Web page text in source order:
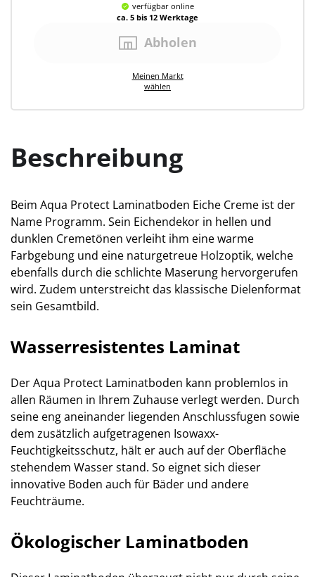
verfügbar online
ca. 5 bis 12 Werktage
Abholen
Meinen Markt
wählen
Beschreibung
Beim Aqua Protect Laminatboden Eiche Creme ist der
Name Programm. Sein Eichendekor in hellen und
dunklen Cremetönen verleiht ihm eine warme
Farbgebung und eine naturgetreue Holzoptik, welche
ebenfalls durch die schlichte Maserung hervorgerufen
wird. Zudem unterstreicht das klassische Dielenformat
sein Gesamtbild.
Wasserresistentes Laminat
Der Aqua Protect Laminatboden kann problemlos in
allen Räumen in Ihrem Zuhause verlegt werden. Durch
seine eng aneinander liegenden Anschlussfugen sowie
dem zusätzlich aufgetragenen Isowaxx-
Feuchtigkeitsschutz, hält er auch auf der Oberfläche
stehendem Wasser stand. So eignet sich dieser
innovative Boden auch für Bäder und andere
Feuchträume.
Ökologischer Laminatboden